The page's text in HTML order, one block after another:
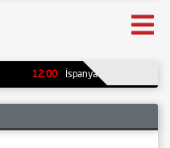
12:00 İspanya’da kömür